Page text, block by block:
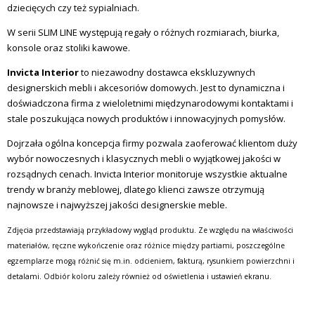
dziecięcych czy też sypialniach.
W serii SLIM LINE występują regały o różnych rozmiarach, biurka,
konsole oraz stoliki kawowe.
Invicta Interiorto niezawodny dostawca ekskluzywnych
designerskich mebli i akcesoriów domowych. Jest to dynamiczna i
doświadczona firma z wieloletnimi międzynarodowymi kontaktami i
stale poszukująca nowych produktów i innowacyjnych pomysłów.
Dojrzała ogólna koncepcja firmy pozwala zaoferować klientom duży
wybór nowoczesnych i klasycznych mebli o wyjątkowej jakości w
rozsądnych cenach. Invicta Interior monitoruje wszystkie aktualne
trendy w branży meblowej, dlatego klienci zawsze otrzymują
najnowsze i najwyższej jakości designerskie meble.
Zdjęcia przedstawiają przykładowy wygląd produktu. Ze względu na właściwości
materiałów, ręczne wykończenie oraz różnice między partiami, poszczególne
egzemplarze mogą różnić się m.in. odcieniem, fakturą, rysunkiem powierzchni i
detalami. Odbiór koloru zależy również od oświetlenia i ustawień ekranu.